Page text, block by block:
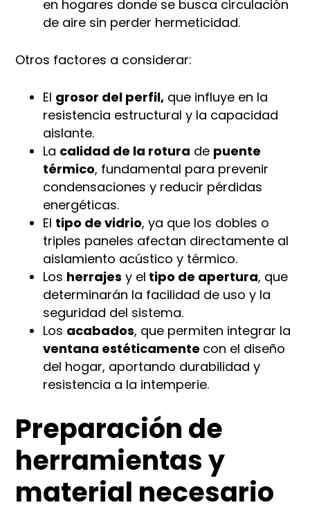
en hogares donde se busca circulación
de aire sin perder hermeticidad.
Otros factores a considerar:
El grosor del perfil, que influye en la
resistencia estructural y la capacidad
aislante.
La calidad de la rotura de puente
térmico, fundamental para prevenir
condensaciones y reducir pérdidas
energéticas.
El tipo de vidrio, ya que los dobles o
triples paneles afectan directamente al
aislamiento acústico y térmico.
Los herrajes y el tipo de apertura, que
determinarán la facilidad de uso y la
seguridad del sistema.
Los acabados, que permiten integrar la
ventana estéticamente con el diseño
del hogar, aportando durabilidad y
resistencia a la intemperie.
Preparación de
herramientas y
material necesario